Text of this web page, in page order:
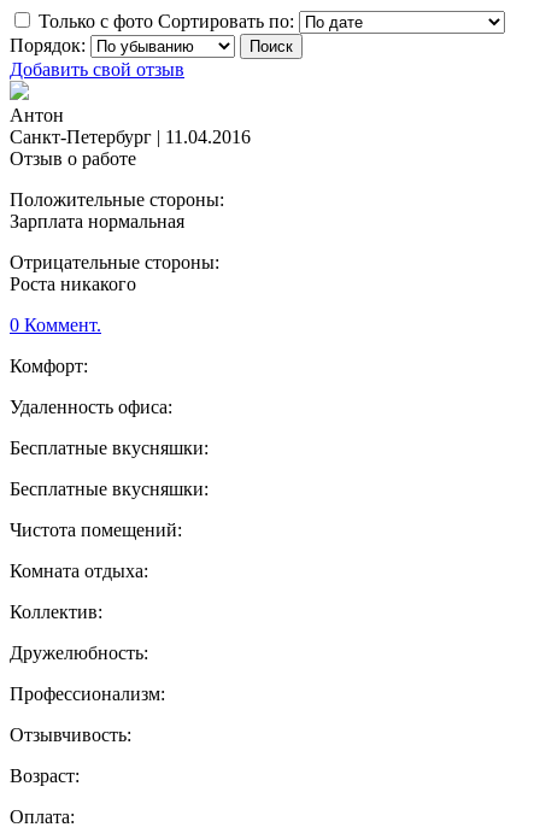
Только с фото Сортировать по:
Порядок:
Добавить свой отзыв
Антон
Санкт-Петербург | 11.04.2016
Отзыв о работе
Положительные стороны:
Зарплата нормальная
Отрицательные стороны:
Роста никакого
0 Коммент.
Комфорт:
Удаленность офиса:
Бесплатные вкусняшки:
Бесплатные вкусняшки:
Чистота помещений:
Комната отдыха:
Коллектив:
Дружелюбность:
Профессионализм:
Отзывчивость:
Возраст:
Оплата: